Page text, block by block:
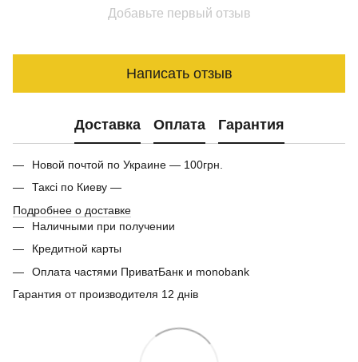
Добавьте первый отзыв
Написать отзыв
Доставка Оплата Гарантия
Новой почтой по Украине — 100грн.
Таксі по Киеву —
Подробнее о доставке
Наличными при получении
Кредитной карты
Оплата частями ПриватБанк и monobank
Гарантия от производителя 12 днів